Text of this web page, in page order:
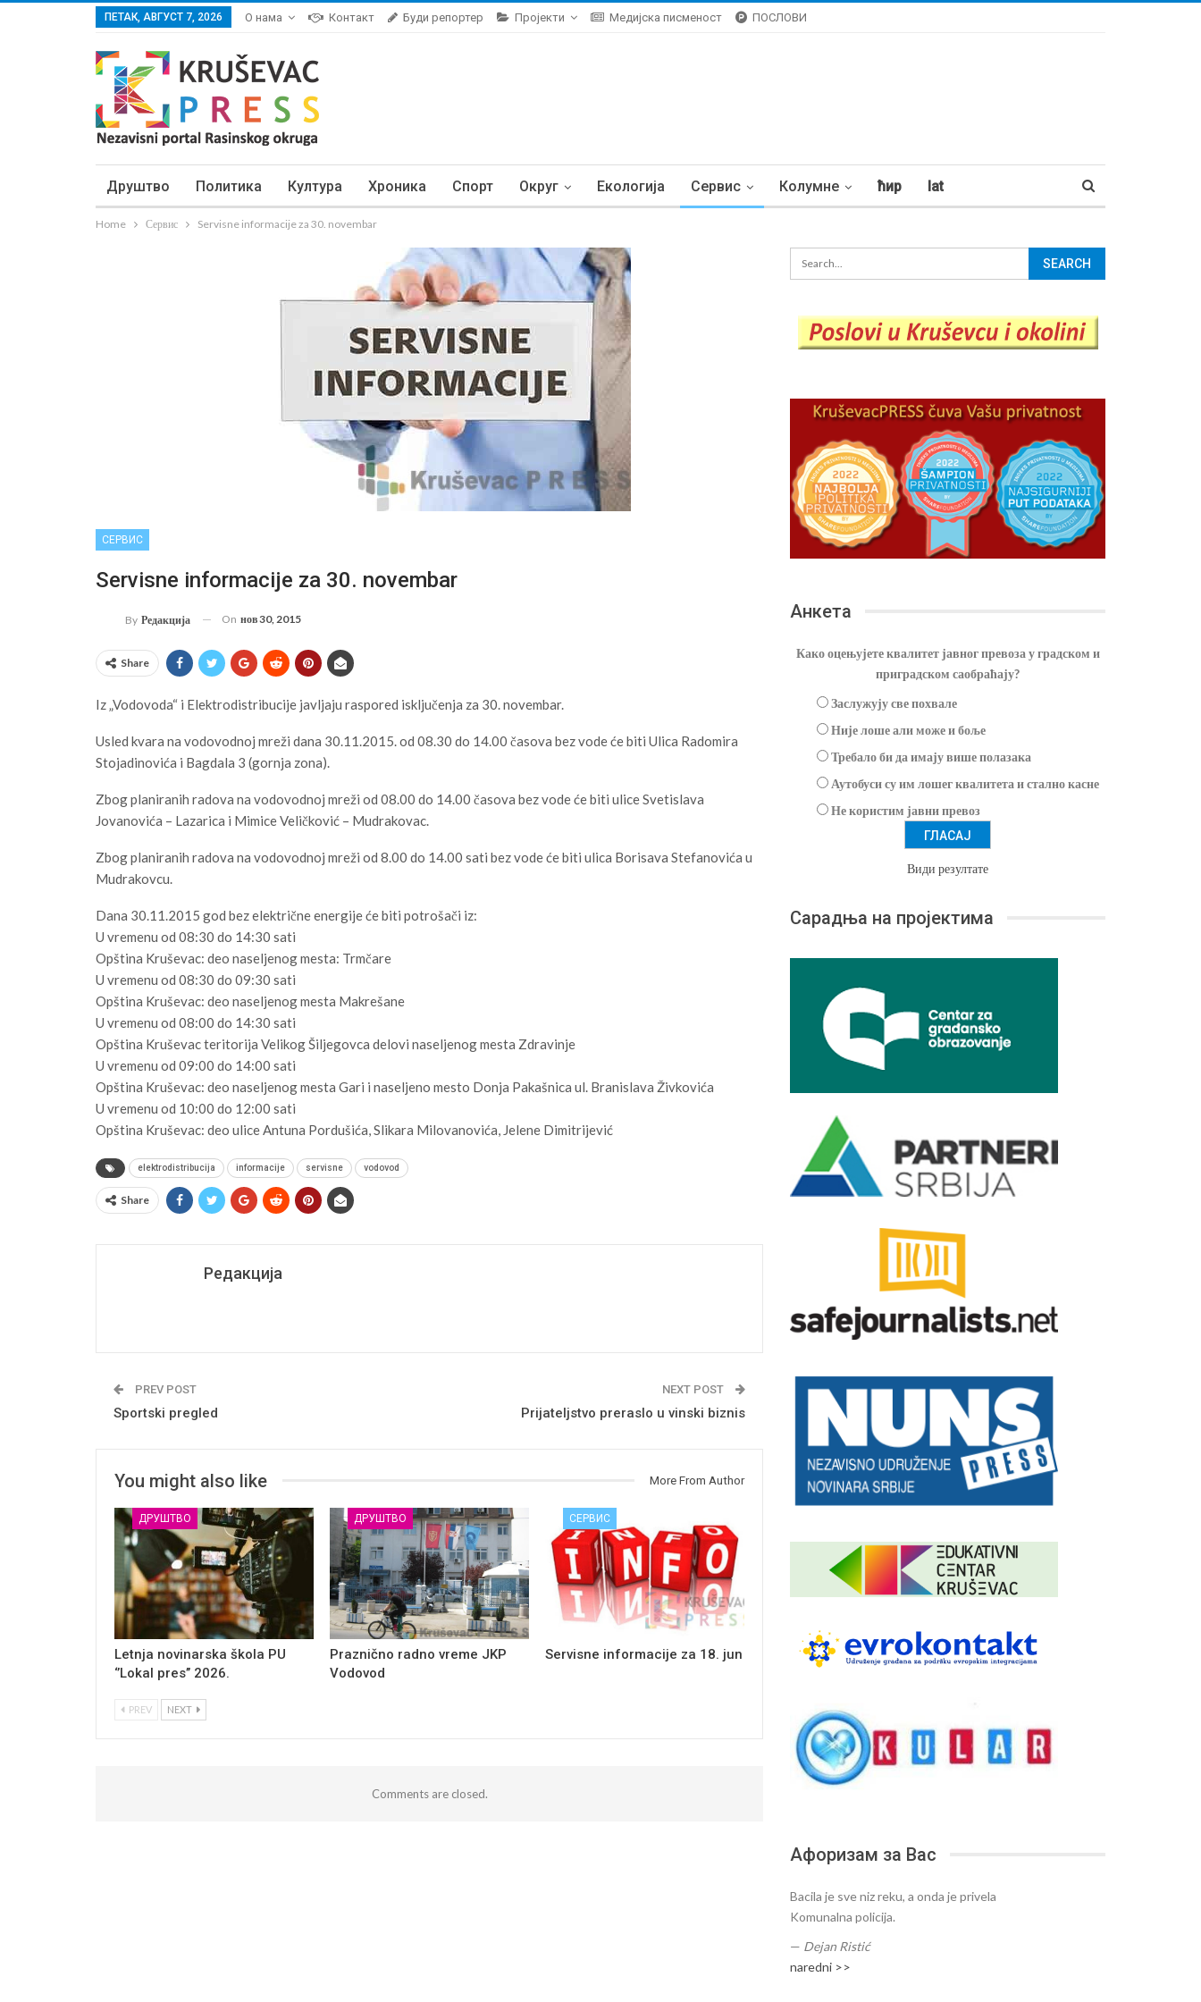
ПЕТАК, АВГУСТ 7, 2026 О нама Контакт Буди репортер Пројекти Медијска писменост ПОСЛОВИ
Друштво Политика Култура Хроника Спорт Округ Екологија Сервис Колумне ћир lat
Home Сервис Servisne informacije za 30. novembar
СЕРВИС
Servisne informacije za 30. novembar
By Редакција On нов 30, 2015
Share
Iz „Vodovoda“ i Elektrodistribucije javljaju raspored isključenja za 30. novembar.
Usled kvara na vodovodnoj mreži dana 30.11.2015. od 08.30 do 14.00 časova bez vode će biti Ulica Radomira
Stojadinovića i Bagdala 3 (gornja zona).
Zbog planiranih radova na vodovodnoj mreži od 08.00 do 14.00 časova bez vode će biti ulice Svetislava
Jovanovića – Lazarica i Mimice Veličković – Mudrakovac.
Zbog planiranih radova na vodovodnoj mreži od 8.00 do 14.00 sati bez vode će biti ulica Borisava Stefanovića u
Mudrakovcu.
Dana 30.11.2015 god bez električne energije će biti potrošači iz:
U vremenu od 08:30 do 14:30 sati
Opština Kruševac: deo naseljenog mesta: Trmčare
U vremenu od 08:30 do 09:30 sati
Opština Kruševac: deo naseljenog mesta Makrešane
U vremenu od 08:00 do 14:30 sati
Opština Kruševac teritorija Velikog Šiljegovca delovi naseljenog mesta Zdravinje
U vremenu od 09:00 do 14:00 sati
Opština Kruševac: deo naseljenog mesta Gari i naseljeno mesto Donja Pakašnica ul. Branislava Živkovića
U vremenu od 10:00 do 12:00 sati
Opština Kruševac: deo ulice Antuna Pordušića, Slikara Milovanovića, Jelene Dimitrijević
elektrodistribucija informacije servisne vodovod
Share
Редакција
PREV POST
Sportski pregled
NEXT POST
Prijateljstvo preraslo u vinski biznis
You might also like More From Author
ДРУШТВО
Letnja novinarska škola PU
‘’Lokal pres’’ 2026.
ДРУШТВО
Praznično radno vreme JKP
Vodovod
СЕРВИС
Servisne informacije za 18. jun
PREV NEXT
Comments are closed.
Анкета
Како оцењујете квалитет јавног превоза у градском и
приградском саобраћају?
Заслужују све похвале
Није лоше али може и боље
Требало би да имају више полазака
Аутобуси су им лошег квалитета и стално касне
Не користим јавни превоз
Види резултате
Сарадња на пројектима
Афоризам за Вас
Bacila je sve niz reku, a onda je privela
Komunalna policija.
— Dejan Ristić
naredni >>